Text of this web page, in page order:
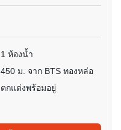
1 ห้องน้ำ
450 ม. จาก BTS ทองหล่อ
ตกแต่งพร้อมอยู่